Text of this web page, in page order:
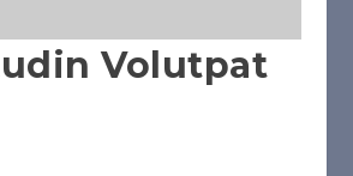
Volutpat